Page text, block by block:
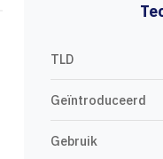
TLD
Geïntroduceerd
Gebruik